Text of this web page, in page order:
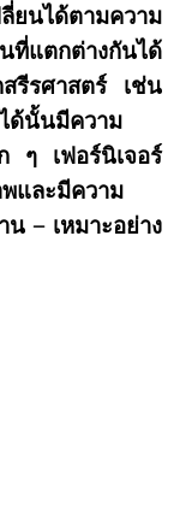
นได้ตามความ
ที่แตกต่างกันได้
สรีรศาสตร์ เช่น
ด้นั้นมีความ
ๆ เฟอร์นิเจอร์
พและมีความ
น – เหมาะอย่าง